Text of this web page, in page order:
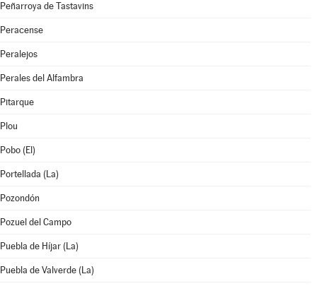
Peñarroya de Tastavins
Peracense
Peralejos
Perales del Alfambra
Pitarque
Plou
Pobo (El)
Portellada (La)
Pozondón
Pozuel del Campo
Puebla de Híjar (La)
Puebla de Valverde (La)